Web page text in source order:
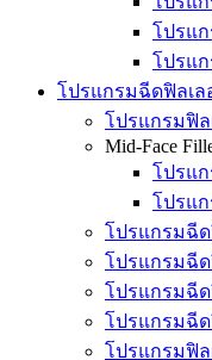
โปรแก
โปรแ
โปรแกรมฉีดฟิลเล
โปรแกรมฟิล
Mid-Face
โปรแ
โปรแ
โปรแกรมฉี
โปรแกรมฉีด
โปรแกรมฉี
โปรแกรมฉี
โปรแกรมฟิล